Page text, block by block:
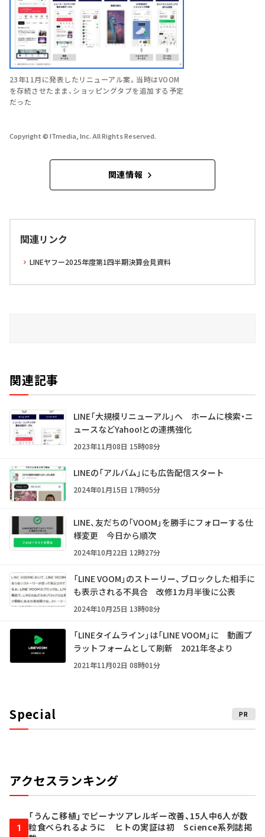
23年11月に発表したリニューアル案。当時はVOOM
を存続させたまま、ショッピングタブを追加する予定
だった
Copyright © ITmedia, Inc. All Rights Reserved.
関連情報
関連リンク
LINEヤフー2025年度第1四半期決算会見資料
関連記事
LINE「大規模リニューアル」へ ホームに検索・ニ
ュースなどYahoo!との連携強化
2023年11月08日 15時08分
LINEの「アルバム」にも広告配信スタート
2024年01月15日 17時05分
LINE、友だちの「VOOM」を勝手にフォローする仕
様変更 今日から順次
2024年10月22日 12時27分
「LINE VOOM」のストーリー、ブロックした相手に
も表示される不具合 改修1カ月半後に公表
2024年10月25日 13時08分
「LINEタイムライン」は「LINE VOOM」に 動画プ
ラットフォームとして刷新 2021年冬より
2021年11月02日 08時01分
Special PR
アクセスランキング
1
「うんこ移植」でピーナツアレルギー改善、15人中6人が数
粒食べられるように ヒトの実証は初 Science系列誌掲